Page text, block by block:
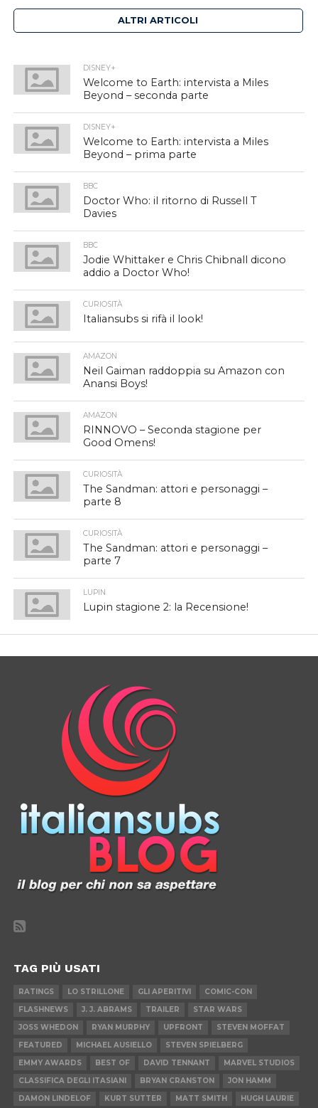
ALTRI ARTICOLI
DISNEY+
Welcome to Earth: intervista a Miles
Beyond – seconda parte
DISNEY+
Welcome to Earth: intervista a Miles
Beyond – prima parte
BBC
Doctor Who: il ritorno di Russell T
Davies
BBC
Jodie Whittaker e Chris Chibnall dicono
addio a Doctor Who!
CURIOSITÀ
Italiansubs si rifà il look!
AMAZON
Neil Gaiman raddoppia su Amazon con
Anansi Boys!
AMAZON
RINNOVO – Seconda stagione per
Good Omens!
CURIOSITÀ
The Sandman: attori e personaggi –
parte 8
CURIOSITÀ
The Sandman: attori e personaggi –
parte 7
LUPIN
Lupin stagione 2: la Recensione!
TAG PIÙ USATI
RATINGS LO STRILLONE GLI APERITIVI
COMIC-CON
FLASHNEWS
J. J. ABRAMS TRAILER
STAR WARS
JOSS WHEDON
RYAN MURPHY UPFRONT
STEVEN MOFFAT
FEATURED
MICHAEL AUSIELLO
STEVEN SPIELBERG
EMMY AWARDS
BEST OF DAVID TENNANT
MARVEL STUDIOS
CLASSIFICA DEGLI ITASIANI
BRYAN CRANSTON
JON HAMM
DAMON LINDELOF
KURT SUTTER MATT SMITH HUGH LAURIE